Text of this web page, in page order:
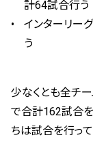
計64試合行う
インターリー
う
少なくとも全チ
で合計162試合
ちは試合を行って